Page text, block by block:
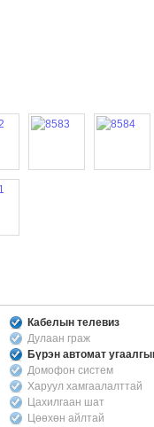
Кабелын телевиз
Дулаан граж
Бүрэн автомат
Домофон систем
Харуул хамгаалалттай
Цахилгаан шат
Цөөхөн айлтай